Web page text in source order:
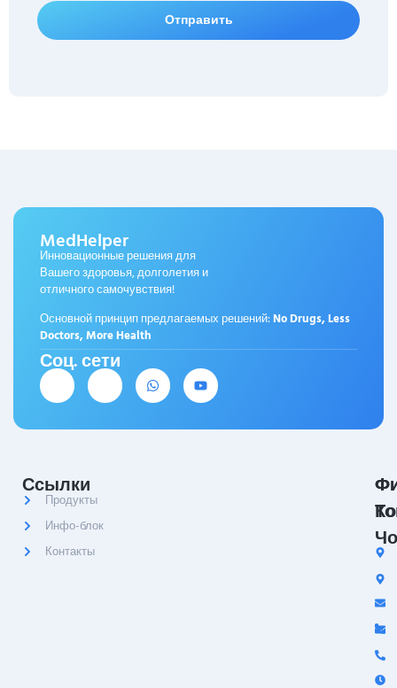
Отправить
MedHelper
Инновационные решения для
Вашего здоровья, долголетия и
отличного самочувствия!
Основной принцип предлагаемых решений:No Drugs, Less
Doctors, More Health
Соц. сети
Ссылки
Продукты
Инфо-блок
Контакты